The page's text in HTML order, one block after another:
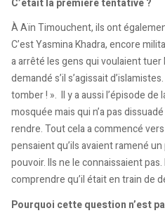
À Aïn Timouchent, ils ont
C’est Yasmina Khadra, encore
a arrêté les gens qui voulaient tuer
demandé s’il s’agissait
tomber ! ». Il y a aussi l’épisode de
mosquée mais qui n’a pas
rendre. Tout cela a commencé
pensaient qu’ils avaient ramené
pouvoir. Ils ne le connaissaient
comprendre qu’il était en train de
Pourquoi cette question n’est